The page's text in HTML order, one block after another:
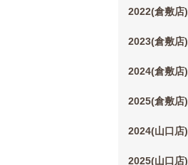
2022(倉敷店)
2023(倉敷店)
2024(倉敷店)
2025(倉敷店)
2024(山口店)
2025(山口店)